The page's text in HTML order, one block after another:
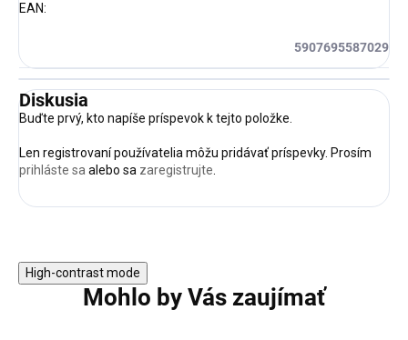
EAN:
5907695587029
Diskusia
Buďte prvý, kto napíše príspevok k tejto položke.
Len registrovaní používatelia môžu pridávať príspevky. Prosím
prihláste sa alebo sa zaregistrujte
High-contrast mode
Mohlo by Vás zaujímať